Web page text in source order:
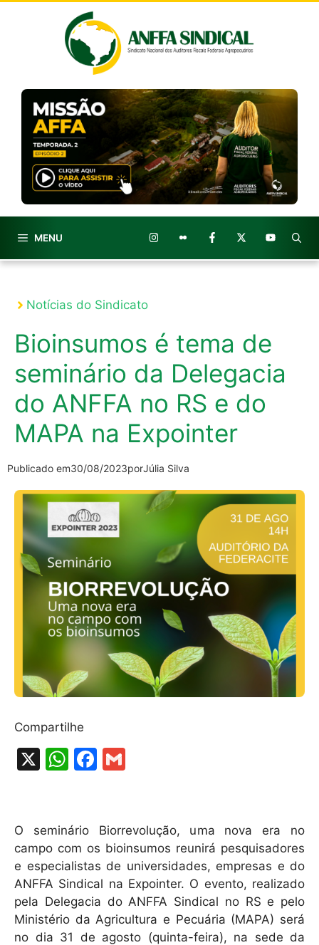
MENU
Notícias do Sindicato
Bioinsumos é tema de
seminário da Delegacia
do ANFFA no RS e do
MAPA na Expointer
Publicado em30/08/2023porJúlia Silva
Compartilhe
X
W
s
A
p
p
F
e
b
o
o
k
l
O seminário Biorrevolução, uma nova era no
campo com os bioinsumos reunirá pesquisadores
e especialistas de universidades, empresas e do
ANFFA Sindical na Expointer. O evento, realizado
pela Delegacia do ANFFA Sindical no RS e pelo
Ministério da Agricultura e Pecuária (MAPA) será
no dia 31 de agosto (quinta-feira), na sede da